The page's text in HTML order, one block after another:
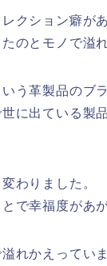
クション癖が
のとモノで溢
う革製品のブ
に出ている製
わりました。
で幸福度があ
れかえってい